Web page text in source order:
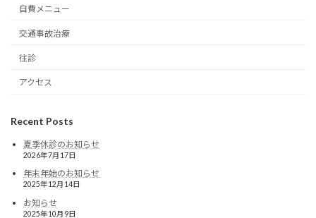
自費メニュー
交通事故治療
往診
アクセス
Recent Posts
夏季休診のお知らせ
2026年7月17日
年末年始のお知らせ
2025年12月14日
お知らせ
2025年10月9日